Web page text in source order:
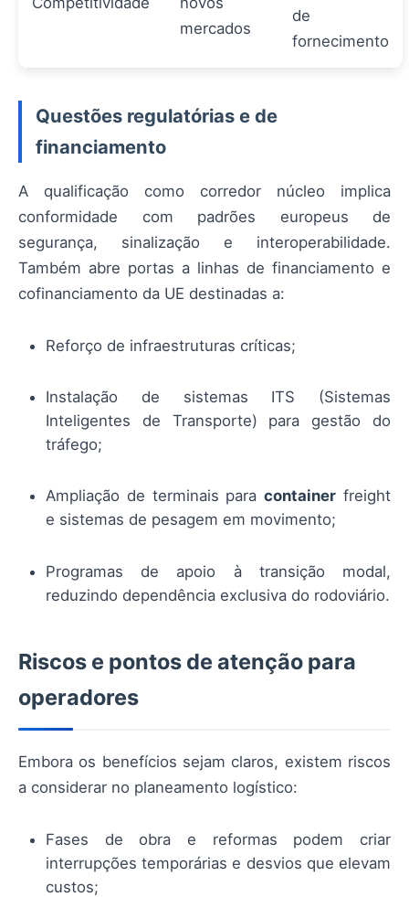
mercados
de
fornecimento
Questões regulatórias e de
financiamento
A qualificação como corredor núcleo implica
conformidade com padrões europeus de
segurança, sinalização e interoperabilidade.
Também abre portas a linhas de financiamento e
cofinanciamento da UE destinadas a:
Reforço de infraestruturas críticas;
Instalação de sistemas ITS (Sistemas
Inteligentes de Transporte) para gestão do
tráfego;
Ampliação de terminais paracontainer freight
e sistemas de pesagem em movimento;
Programas de apoio à transição modal,
reduzindo dependência exclusiva do rodoviário.
Riscos e pontos de atenção para
operadores
Embora os benefícios sejam claros, existem riscos
a considerar no planeamento logístico:
Fases de obra e reformas podem criar
interrupções temporárias e desvios que elevam
custos;